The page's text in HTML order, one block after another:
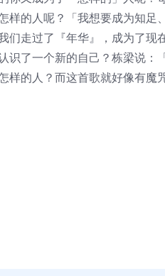
的人呢？「我想要成为知足
走过了『年华』，成为了现
识了一个新的自己？栋梁说：
的人？而这首歌就好像有魔